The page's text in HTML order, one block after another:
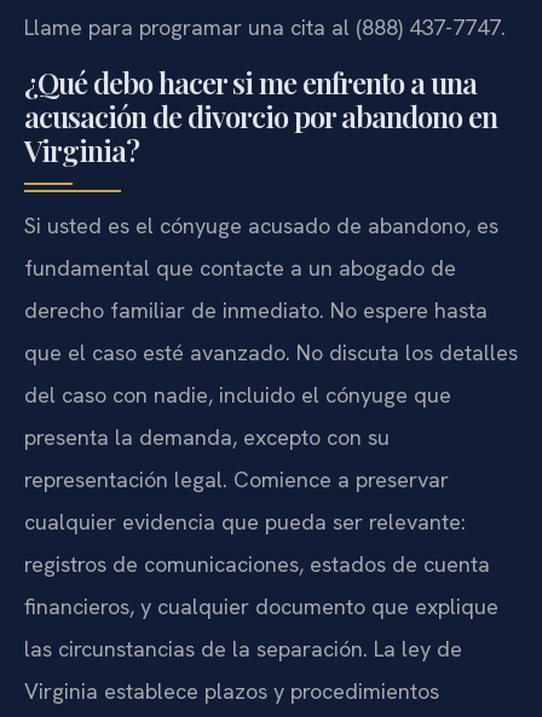
Llame para programar una cita al (888) 437-7747.
¿Qué debo hacer si me enfrento a una
acusación de divorcio por abandono en
Virginia?
Si usted es el cónyuge acusado de abandono, es
fundamental que contacte a un abogado de
derecho familiar de inmediato. No espere hasta
que el caso esté avanzado. No discuta los detalles
del caso con nadie, incluido el cónyuge que
presenta la demanda, excepto con su
representación legal. Comience a preservar
cualquier evidencia que pueda ser relevante:
registros de comunicaciones, estados de cuenta
financieros, y cualquier documento que explique
las circunstancias de la separación. La ley de
Virginia establece plazos y procedimientos